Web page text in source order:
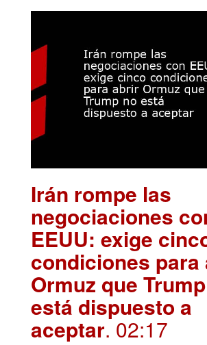
Irán rompe las
negociaciones
EEUU: exige
condiciones para
Ormuz que
está dispuesto a
aceptar. 02:17